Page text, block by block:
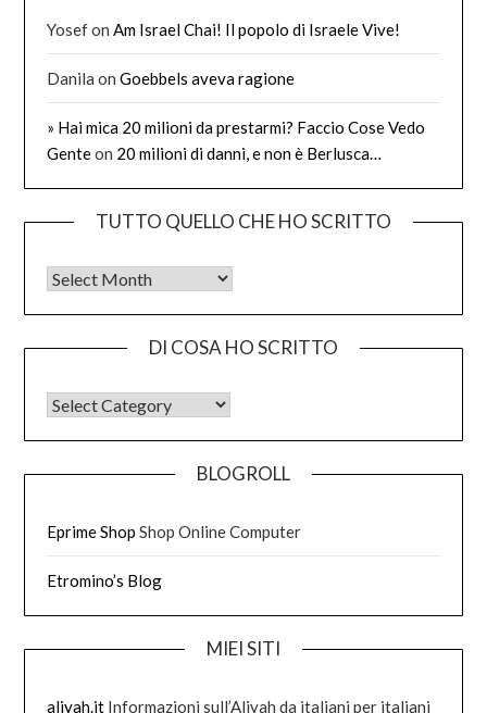
YosefonAm Israel Chai! Il popolo di Israele Vive!
Danila onGoebbels aveva ragione
» Hai mica 20 milioni da prestarmi? Faccio Cose Vedo
Genteon 20 milioni di danni, e non è Berlusca…
TUTTO QUELLO CHE HO SCRITTO
Tutto quello che ho scritto
DI COSA HO SCRITTO
DI COSA HO SCRITTO
BLOGROLL
Eprime Shop Shop Online Computer
Etromino’s Blog
MIEI SITI
aliyah.it Informazioni sull’Aliyah da italiani per italiani